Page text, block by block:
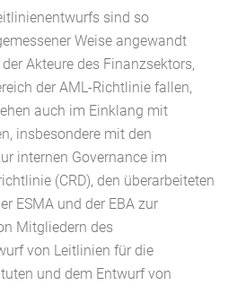
sind so
Weise angewandt
Akteure des Finanzsektors,
der AML-Richtlinie fallen,
auch im Einklang mit
insbesondere mit den
internen Governance im
(CRD), den überarbeiteten
ESMA und der EBA zur
Mitgliedern des
von Leitlinien für die
und dem Entwurf von